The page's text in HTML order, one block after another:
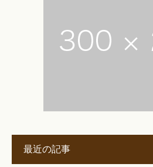
最近の記事